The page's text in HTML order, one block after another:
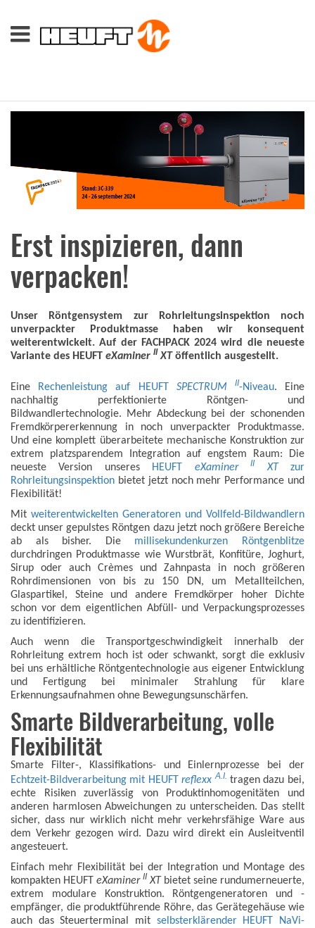
Erst inspizieren, dann
verpacken!
Unser Röntgensystem zur Rohrleitungsinspektion noch
unverpackter Produktmasse haben wir konsequent
weiterentwickelt. Auf der FACHPACK 2024 wird die neueste
Variante des HEUFT eXaminer II XTöffentlich ausgestellt.
Eine Rechenleistung auf HEUFT SPECTRUM II-Niveau. Eine
nachhaltig perfektionierte Röntgen- und
Bildwandlertechnologie. Mehr Abdeckung bei der schonenden
Fremdkörpererkennung in noch unverpackter Produktmasse.
Und eine komplett überarbeitete mechanische Konstruktion zur
extrem platzsparendem Integration auf engstem Raum: Die
neueste Version unseres HEUFT eXaminerII XT
zur
Rohrleitungsinspektion bietet jetzt noch mehr Performance und
Flexibilität!
Mit weiterentwickelten Generatoren und Vollfeld-Bildwandlern
deckt unser gepulstes Röntgen dazu jetzt noch größere Bereiche
ab als bisher. Die millisekundenkurzen Röntgenblitze
durchdringen Produktmasse wie Wurstbrät, Konfitüre, Joghurt,
Sirup oder auch Crèmes und Zahnpasta in noch größeren
Rohrdimensionen von bis zu 150 DN, um Metallteilchen,
Glaspartikel, Steine und andere Fremdkörper hoher Dichte
schon vor dem eigentlichen Abfüll- und Verpackungsprozesses
zu identifizieren.
Auch wenn die Transportgeschwindigkeit innerhalb der
Rohrleitung extrem hoch ist oder schwankt, sorgt die exklusiv
bei uns erhältliche Röntgentechnologie aus eigener Entwicklung
und Fertigung bei minimaler Strahlung für klare
Erkennungsaufnahmen ohne Bewegungsunschärfen.
Smarte Bildverarbeitung, volle
Flexibilität
Smarte Filter-, Klassifikations- und Einlernprozesse bei der
Echtzeit-Bildverarbeitung mit HEUFTreflexxA.I. tragen dazu bei,
echte Risiken zuverlässig von Produktinhomogenitäten und
anderen harmlosen Abweichungen zu unterscheiden. Das stellt
sicher, dass nur wirklich nicht mehr verkehrsfähige Ware aus
dem Verkehr gezogen wird. Dazu wird direkt ein Ausleitventil
angesteuert.
Einfach mehr Flexibilität bei der Integration und Montage des
kompakten HEUFT eXaminer II XT bietet seine rundumerneuerte,
extrem modulare Konstruktion. Röntgengeneratoren und -
empfänger, die produktführende Röhre, das Gerätegehäuse wie
auch das Steuerterminal mit selbsterklärender HEUFT NaVi-